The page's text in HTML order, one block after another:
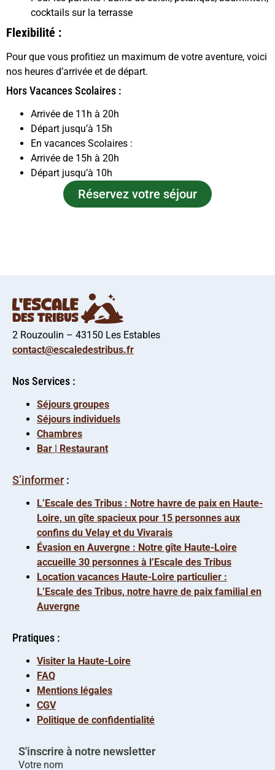
cocktails sur la terrasse
Flexibilité :
Pour que vous profitiez un maximum de votre aventure, voici
nos heures d’arrivée et de départ.
Hors Vacances Scolaires :
Arrivée de 11h à 20h
Départ jusqu’à 15h
En vacances Scolaires :
Arrivée de 15h à 20h
Départ jusqu’à 10h
Réservez votre séjour
2 Rouzoulin – 43150 Les Estables
contact@escaledestribus.fr
Nos Services :
Séjours groupes
Séjours individuels
Chambres
Bar | Restaurant
S’informer:
L’Escale des Tribus : Notre havre de paix en Haute-
Loire, un gîte spacieux pour 15 personnes aux
confins du Velay et du Vivarais
Évasion en Auvergne : Notre gîte Haute-Loire
accueille 30 personnes à l’Escale des Tribus
Location vacances Haute-Loire particulier :
L’Escale des Tribus, notre havre de paix familial en
Auvergne
Pratiques :
Visiter la Haute-Loire
FAQ
Mentions légales
CGV
Politique de confidentialité
S'inscrire à notre newsletter
Votre nom